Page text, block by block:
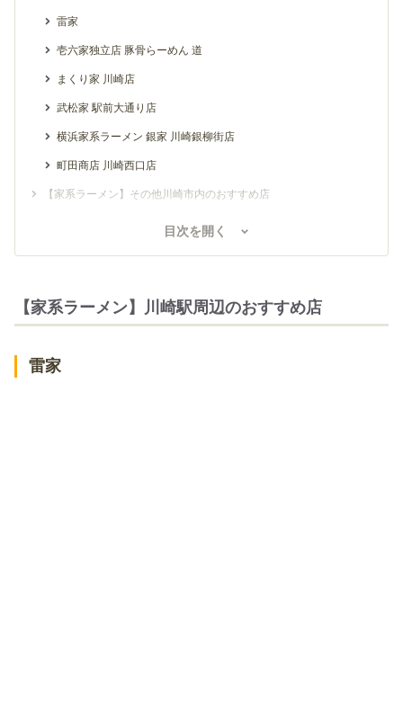
雷家
壱六家独立店 豚骨らーめん 道
まくり家 川崎店
武松家 駅前大通り店
横浜家系ラーメン 銀家 川崎銀柳街店
町田商店 川崎西口店
【家系ラーメン】その他川崎市内のおすすめ店
横浜ラーメン てっぺん家
武蔵家 稲田堤店
大崎家
目次を開く
【家系ラーメン】川崎駅周辺のおすすめ店
雷家